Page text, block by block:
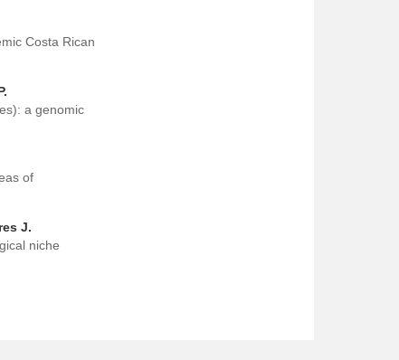
Costa Rican
a genomic
of
J.
niche